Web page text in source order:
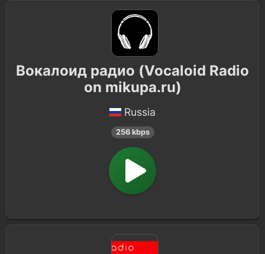
Вокалоид радио (Vocaloid Radio
on mikupa.ru)
Russia
256 kbps